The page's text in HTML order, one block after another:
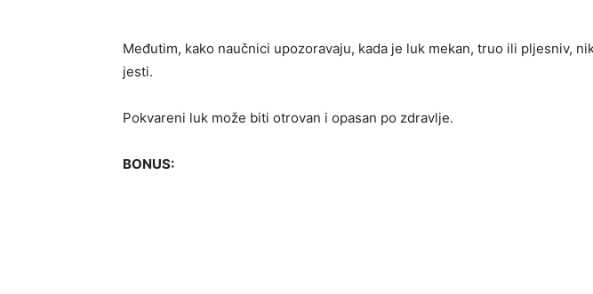
Međutim, kako naučnici upozoravaju, kada je luk mekan, truo ili pljesniv,
jesti.
Pokvareni luk može biti otrovan i opasan po zdravlje.
BONUS: